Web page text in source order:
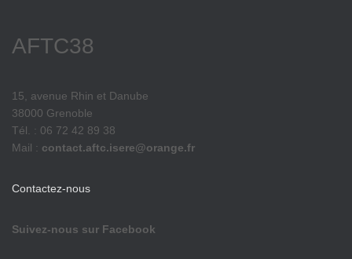
AFTC38
15, avenue Rhin et Danube
38000 Grenoble
Tél. : 06 72 42 89 38
Mail : contact.aftc.isere@orange.fr
Contactez-nous
Suivez-nous sur Facebook